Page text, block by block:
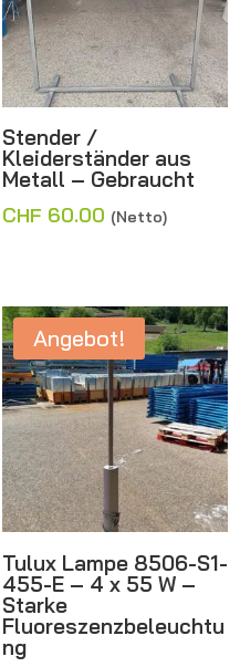
Stender /
Kleiderständer aus
Metall – Gebraucht
CHF 60.00 (Netto)
Angebot!
Tulux Lampe 8506-S1-
455-E – 4 x 55 W –
Starke
Fluoreszenzbeleuchtu
ng